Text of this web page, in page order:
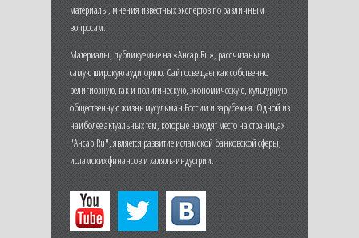
материалы, мнения известных экспертов по различным
вопросам.
Материалы, публикуемые на «Ансар.Ru», рассчитаны на
самую широкую аудиторию. Сайт освещает как собственно
религиозную, так и политическую, экономическую, культурную,
общественную жизнь мусульман России и зарубежья. Одной из
наиболее актуальных тем, которые находят место на страницах
"Ансар.Ru", является развитие исламской банковской сферы,
исламских финансов и халяль-индустрии.